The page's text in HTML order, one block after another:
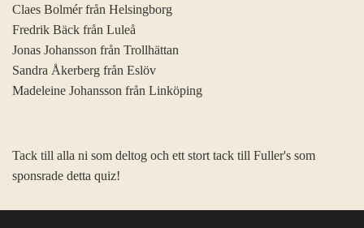
Claes Bolmér från Helsingborg
Fredrik Bäck från Luleå
Jonas Johansson från Trollhättan
Sandra Åkerberg från Eslöv
Madeleine Johansson från Linköping
Tack till alla ni som deltog och ett stort tack till Fuller's som
sponsrade detta quiz!